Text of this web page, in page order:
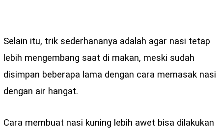
Selain itu, trik sederhananya adalah agar nasi tetap
lebih mengembang saat di makan, meski sudah
disimpan beberapa lama dengan cara memasak nasi
dengan air hangat.
Cara membuat nasi kuning lebih awet bisa dilakukan